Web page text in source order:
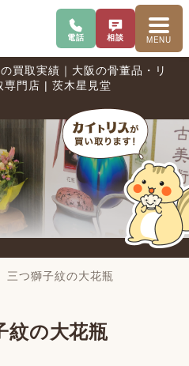
電話で問い合わせ
電話 査定を相談
相談 MENUメニ
買取実績｜大阪の骨董品・リ
専門店 | 茨木星見堂
つ獅子紋の大花瓶
の大花瓶